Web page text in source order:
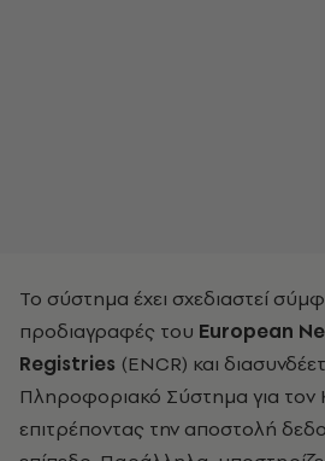
Το σύστημα έχει σχεδιαστεί
προδιαγραφές του European
Registries (ENCR) και
Πληροφοριακό Σύστημα για τον
επιτρέποντας την αποστολή